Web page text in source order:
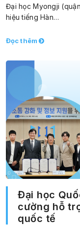
Đại học Myongji
hiệu tiếng Hàn…
Đọc thêm
Đại học
cường hỗ
quốc tế